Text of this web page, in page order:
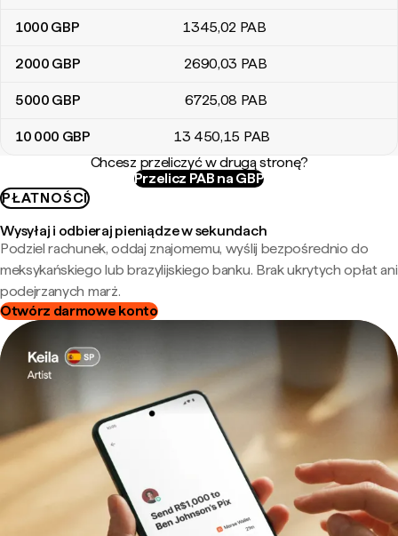
1000 GBP 1345,02 PAB
2000 GBP 2690,03 PAB
5000 GBP 6725,08 PAB
10 000 GBP 13 450,15 PAB
Chcesz przeliczyć w drugą stronę?
Przelicz PAB na GBP
PŁATNOŚCI
Wysyłaj i odbieraj pieniądze w sekundach
Podziel rachunek, oddaj znajomemu, wyślij bezpośrednio do
meksykańskiego lub brazylijskiego banku. Brak ukrytych opłat ani
podejrzanych marż.
Otwórz darmowe konto